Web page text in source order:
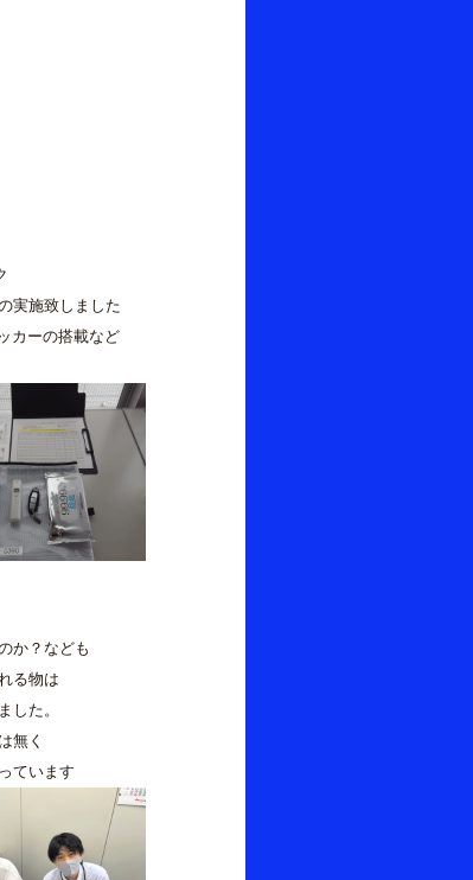
施致しました
ーの搭載など
？なども
る物は
た。
無く
ています